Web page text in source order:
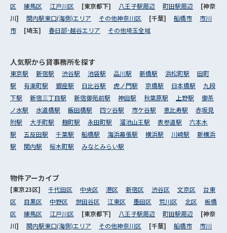
区
練馬区 江戸川区 [東京都下] 八王子駅周辺 町田駅周辺
[神奈
川] 関内駅東口(海側)エリア その他神奈川区 [千葉] 船橋市
市川
市
[埼玉] 春日部･越谷エリア その他埼玉全域
人気駅から貸事務所を探す
東京駅 新宿駅 渋谷駅 池袋駅 品川駅 新橋駅 浜松町駅
田町
駅
有楽町駅 銀座駅 日比谷駅 虎ノ門駅 京橋駅 日本橋駅
九段
下駅
新宿三丁目駅 新宿御苑前駅 神田駅 秋葉原駅 上野駅
御茶
ノ水駅
水道橋駅 飯田橋駅 四ツ谷駅 市ケ谷駅 恵比寿駅
赤坂見
附駅
大手町駅 麹町駅 永田町駅 溜池山王駅 表参道駅
六本木
駅
五反田駅 千葉駅 船橋駅 海浜幕張駅 横浜駅 川崎駅
新横浜
駅
関内駅 桜木町駅 みなとみらい駅
物件アーカイブ
[東京23区] 千代田区 中央区 港区 新宿区 渋谷区 文京区
台東
区
目黒区 中野区 世田谷区 江東区 墨田区 荒川区 北区
板橋
区
練馬区 江戸川区 [東京都下] 八王子駅周辺 町田駅周辺
[神奈
川] 関内駅東口(海側)エリア その他神奈川区 [千葉] 船橋市 市川